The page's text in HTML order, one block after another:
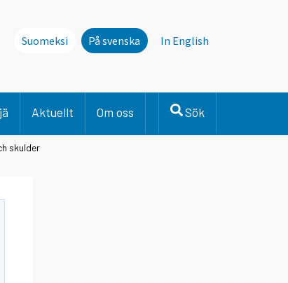
Suomeksi På svenska In English
Aktuellt Om oss Sök
skulder